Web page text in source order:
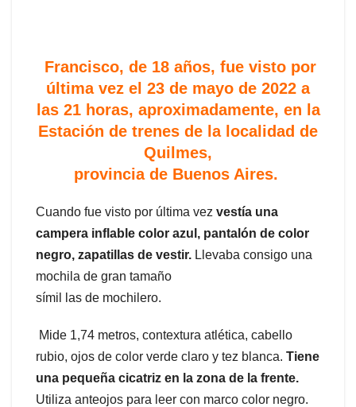
Francisco, de 18 años, fue visto por
última vez el 23 de mayo de 2022 a
las 21 horas, aproximadamente, en la
Estación de trenes de la localidad de
Quilmes,
provincia de Buenos Aires.
Cuando fue visto por última vez vestía una
campera inflable color azul, pantalón de color
negro, zapatillas de vestir. Llevaba consigo una
mochila de gran tamaño
símil las de mochilero.
Mide 1,74 metros, contextura atlética, cabello
rubio, ojos de color verde claro y tez blanca. Tiene
una pequeña cicatriz en la zona de la frente.
Utiliza anteojos para leer con marco color negro.